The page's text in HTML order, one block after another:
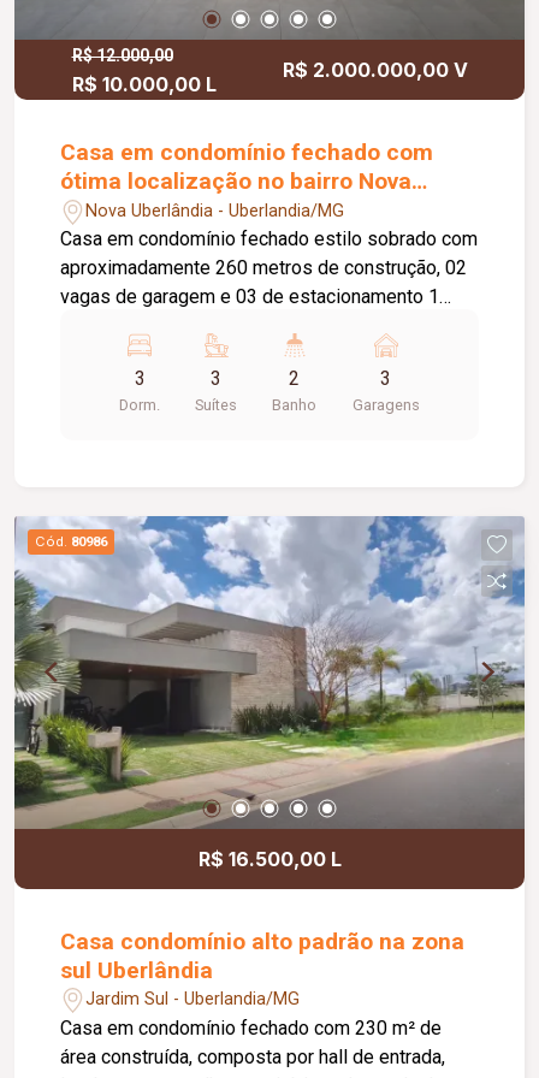
R$ 12.000,00
R$ 10.000,00 L
R$ 2.000.000,00 V
Casa em condomínio fechado com
ótima localização no bairro Nova
Uberlândia
Nova Uberlândia - Uberlandia/MG
Casa em condomínio fechado estilo sobrado com
aproximadamente 260 metros de construção, 02
vagas de garagem e 03 de estacionamento 1
cozinha planejada, despensa, lavanderia com
armário, dependência de funcionário com
banheiro, varanda gourmet com churrasqueira e
portaria 24hrs, academia, quadras esportivas,
playground, bosque.
3
Dorm.
3
Suítes
2
Banho
3
Garagens
Cód. 80986
R$ 16.500,00 L
Casa condomínio alto padrão na zona
sul Uberlândia
Jardim Sul - Uberlandia/MG
Casa em condomínio fechado com 230 m² de
área construída, composta por hall de entrada,